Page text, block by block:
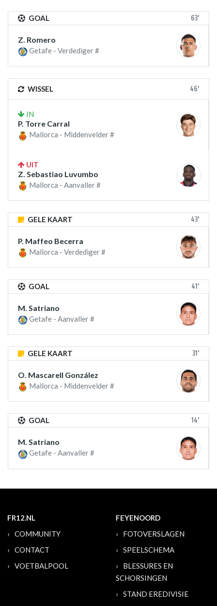
GOAL 63'
Z. Romero
Getafe - Verdediger #
WISSEL 46'
IN
P. Torre Carral
Mallorca - Middenvelder #
UIT
Z. Sebastiao Luvumbo
Mallorca - Aanvaller #
GELE KAART 43'
P. Maffeo Becerra
Mallorca - Verdediger #
GOAL 41'
M. Satriano
Getafe - Aanvaller #
GELE KAART 31'
O. Mascarell González
Mallorca - Middenvelder #
GOAL 14'
M. Satriano
Getafe - Aanvaller #
FR12.NL
COMMUNITY
CONTACT
VOETBALPOOL
FEYENOORD
FOTOVERSLAGEN
SPEELSCHEMA
BLESSURES EN
SCHORSINGEN
STAND EREDIVISIE